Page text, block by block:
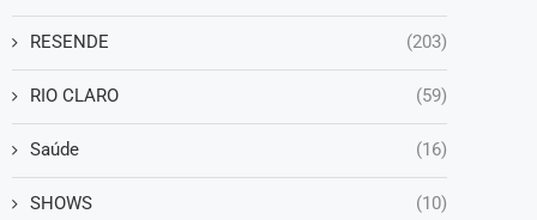
RESENDE (203)
RIO CLARO (59)
Saúde (16)
SHOWS (10)